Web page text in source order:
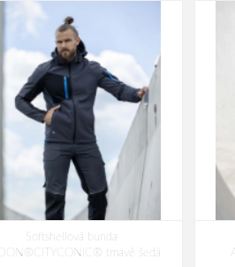
Softshellová bunda
tmavě šedá